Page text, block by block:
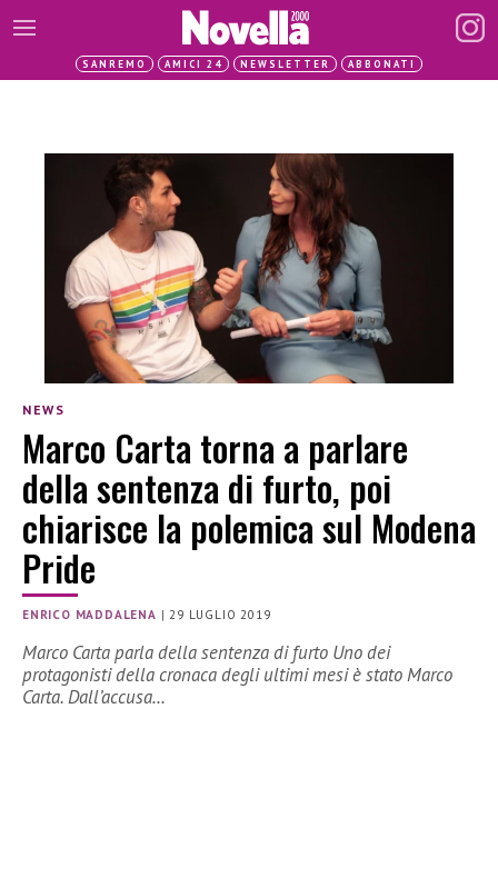
SANREMO AMICI 24 NEWSLETTER ABBONATI
NEWS
Marco Carta torna a parlare
della sentenza di furto, poi
chiarisce la polemica sul Modena
Pride
ENRICO MADDALENA |29 LUGLIO 2019
Marco Carta parla della sentenza di furto Uno dei
protagonisti della cronaca degli ultimi mesi è stato Marco
Carta. Dall’accusa…